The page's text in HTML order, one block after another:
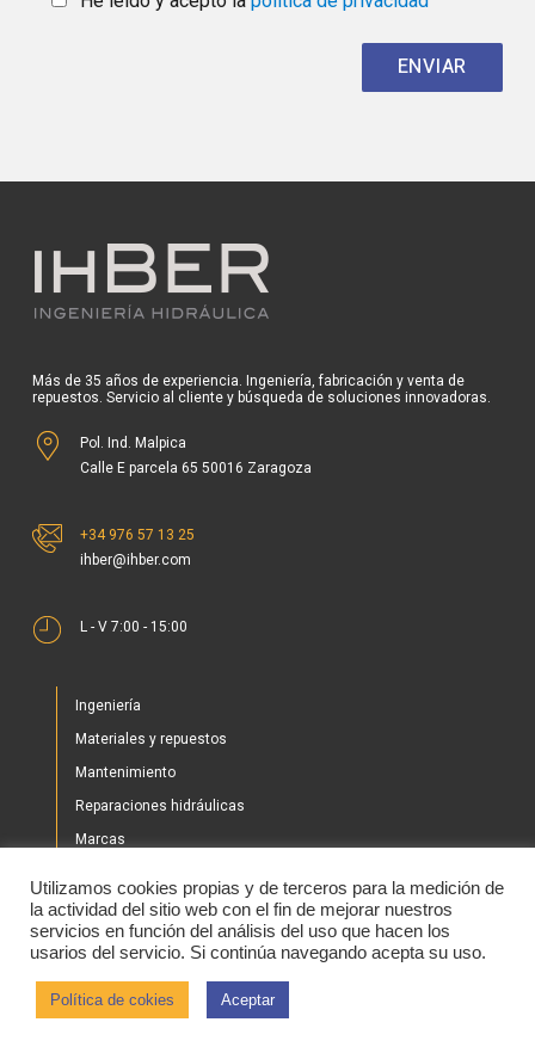
Más de 35 años de experiencia. Ingeniería, fabricación y venta de
repuestos. Servicio al cliente y búsqueda de soluciones innovadoras.
Pol. Ind. Malpica
Calle E parcela 65 50016 Zaragoza
+34 976 57 13 25
ihber@ihber.com
L - V 7:00 - 15:00
Ingeniería
Materiales y repuestos
Mantenimiento
Reparaciones hidráulicas
Marcas
Tienda
Noticias
Utilizamos cookies propias y de terceros para la medición de
la actividad del sitio web con el fin de mejorar nuestros
servicios en función del análisis del uso que hacen los
usarios del servicio. Si continúa navegando acepta su uso.
Política de cokies Aceptar